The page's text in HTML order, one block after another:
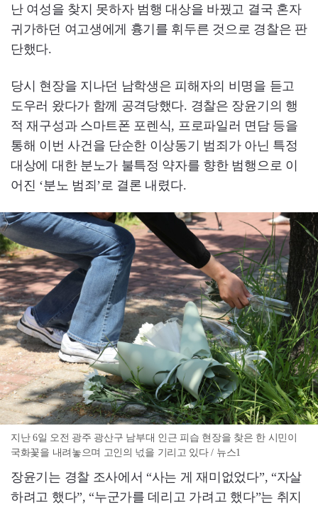
난 여성을 찾지 못하자 범행 대상을 바꿨고 결국 혼자
귀가하던 여고생에게 흉기를 휘두른 것으로 경찰은 판
단했다.
당시 현장을 지나던 남학생은 피해자의 비명을 듣고
도우러 왔다가 함께 공격당했다. 경찰은 장윤기의 행
적 재구성과 스마트폰 포렌식, 프로파일러 면담 등을
통해 이번 사건을 단순한 이상동기 범죄가 아닌 특정
대상에 대한 분노가 불특정 약자를 향한 범행으로 이
어진 ‘분노 범죄’로 결론 내렸다.
지난 6일 오전 광주 광산구 남부대 인근 피습 현장을 찾은 한 시민이
국화꽃을 내려놓으며 고인의 넋을 기리고 있다 / 뉴스1
장윤기는 경찰 조사에서 “사는 게 재미없었다”, “자살
하려고 했다”, “누군가를 데리고 가려고 했다”는 취지